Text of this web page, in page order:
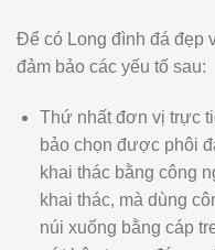
Để có Long đình đá đẹp
đảm bảo các yếu tố sau:
Thứ nhất đơn vị trực
bảo chọn được phôi
khai thác bằng công
khai thác, mà dùng
núi xuống bằng cáp